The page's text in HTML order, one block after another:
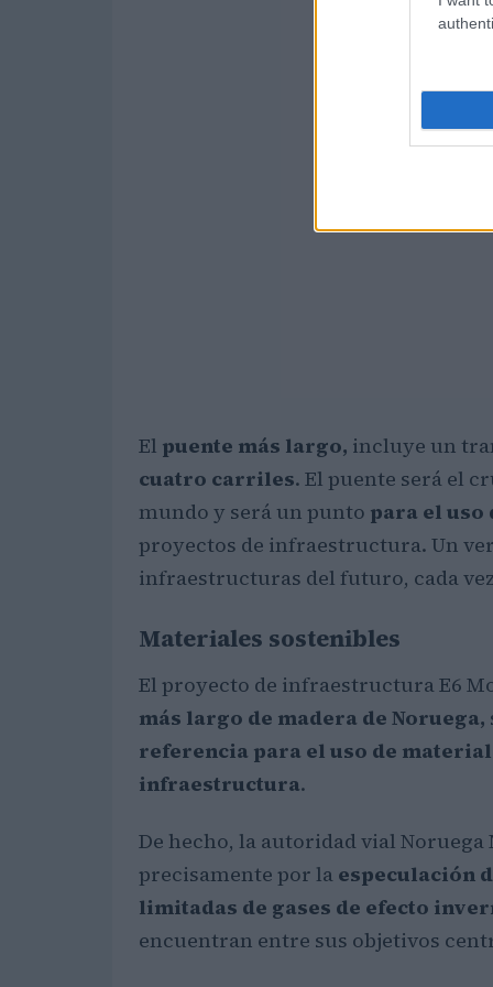
El puente más largo, incluye un
cuatro carriles. El puente será el
mundo y será un punto para el
proyectos de infraestructura. Un
infraestructuras del futuro, cada
Materiales sostenibles
El proyecto de infraestructura E6
más largo de madera de Noruega,
referencia para el uso de
infraestructura.
De hecho, la autoridad vial
precisamente por la especulación
limitadas de gases de efecto
encuentran entre sus objetivos